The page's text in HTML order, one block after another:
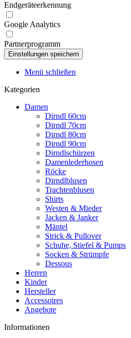
Endgeräteerkennung
Google Analytics
Partnerprogramm
Menü schließen
Kategorien
Damen
Dirndl 60cm
Dirndl 70cm
Dirndl 80cm
Dirndl 90cm
Dirndlschürzen
Damenlederhosen
Röcke
Dirndlblusen
Trachtenblusen
Shirts
Westen & Mieder
Jacken & Janker
Mäntel
Strick & Pullover
Schuhe, Stiefel & Pumps
Socken & Strümpfe
Dessous
Herren
Kinder
Hersteller
Accessoires
Angebote
Informationen